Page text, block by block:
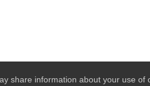
share information about your use of